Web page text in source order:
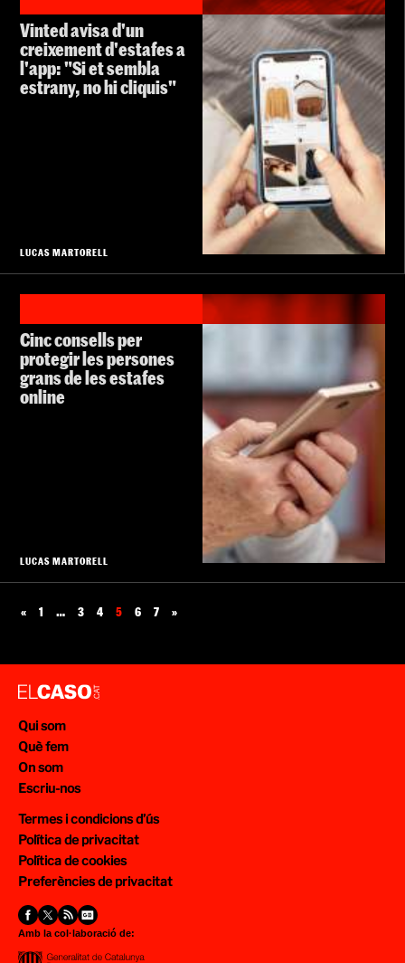
Vinted avisa d'un
creixement d'estafes a
l'app: "Si et sembla
estrany, no hi cliquis"
LUCAS MARTORELL
Cinc consells per
protegir les persones
grans de les estafes
online
LUCAS MARTORELL
« 1 … 3 4 5 6 7 »
Qui som
Què fem
On som
Escriu-nos
Termes i condicions d’ús
Política de privacitat
Política de cookies
Preferències de privacitat
Amb la col·laboració de: